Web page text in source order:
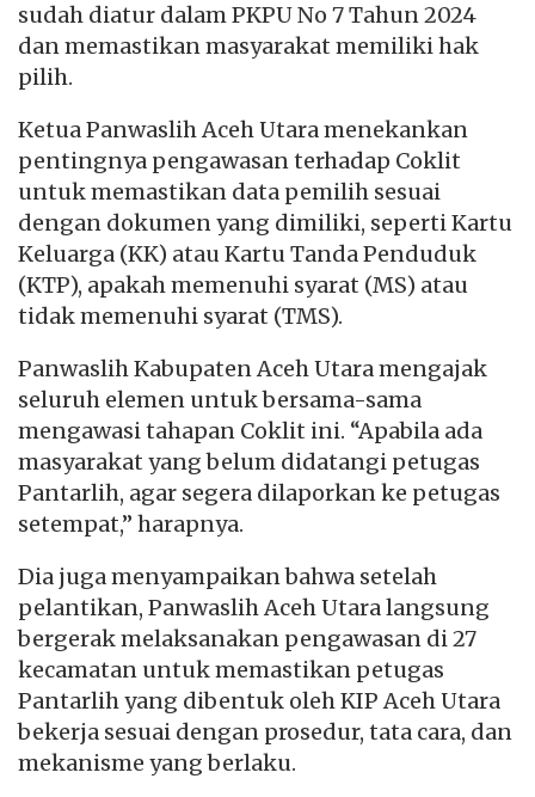
sudah diatur dalam PKPU No 7 Tahun 2024
dan memastikan masyarakat memiliki hak
pilih.
Ketua Panwaslih Aceh Utara menekankan
pentingnya pengawasan terhadap Coklit
untuk memastikan data pemilih sesuai
dengan dokumen yang dimiliki, seperti Kartu
Keluarga (KK) atau Kartu Tanda Penduduk
(KTP), apakah memenuhi syarat (MS) atau
tidak memenuhi syarat (TMS).
Panwaslih Kabupaten Aceh Utara mengajak
seluruh elemen untuk bersama-sama
mengawasi tahapan Coklit ini. “Apabila ada
masyarakat yang belum didatangi petugas
Pantarlih, agar segera dilaporkan ke petugas
setempat,” harapnya.
Dia juga menyampaikan bahwa setelah
pelantikan, Panwaslih Aceh Utara langsung
bergerak melaksanakan pengawasan di 27
kecamatan untuk memastikan petugas
Pantarlih yang dibentuk oleh KIP Aceh Utara
bekerja sesuai dengan prosedur, tata cara, dan
mekanisme yang berlaku.